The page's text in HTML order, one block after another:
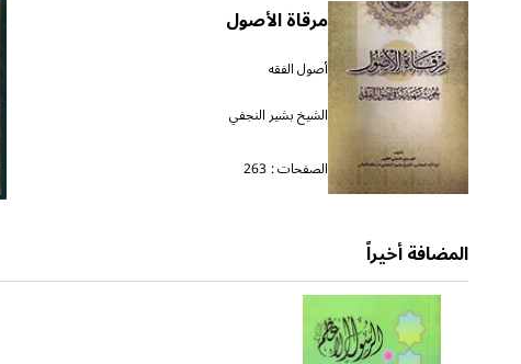
مرقاة الأصول
أصول الفقه
الشيخ بشير النجفي
الصفحات : 263
المضافة أخيراً